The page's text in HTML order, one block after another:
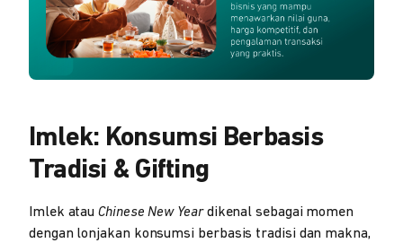
Imlek: Konsumsi Berbasis
Tradisi & Gifting
Imlek atauChinese New Yeardikenal sebagai momen
dengan lonjakan konsumsi berbasis tradisi dan makna,